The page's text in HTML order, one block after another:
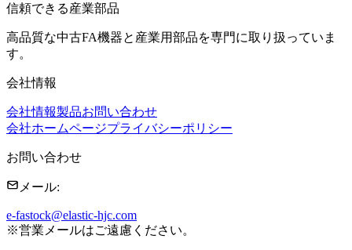
信頼できる産業部品
高品質な中古FA機器と産業用部品を専門に取り扱っていま
す。
会社情報
会社情報製品お問い合わせ
会社ホームページプライバシーポリシー
お問い合わせ
メール:
e-fastock@elastic-hjc.com
※営業メールはご遠慮ください。